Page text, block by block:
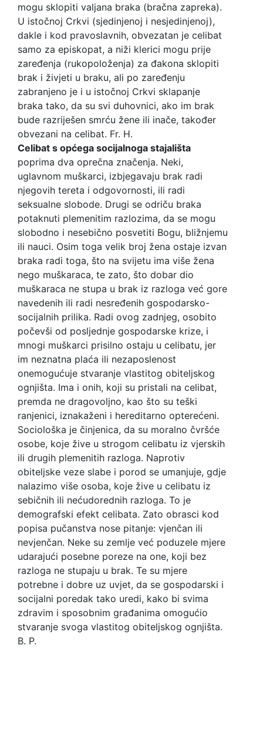
mogu sklopiti valjana braka (bračna zapreka).
U istočnoj Crkvi (sjedinjenoj i nesjedinjenoj),
dakle i kod pravoslavnih, obvezatan je celibat
samo za episkopat, a niži klerici mogu prije
zaređenja (rukopoloženja) za đakona sklopiti
brak i živjeti u braku, ali po zaređenju
zabranjeno je i u istočnoj Crkvi sklapanje
braka tako, da su svi duhovnici, ako im brak
bude razriješen smrću žene ili inače, također
obvezani na celibat. Fr. H.
Celibat s općega socijalnoga stajališta
poprima dva oprečna značenja. Neki,
uglavnom muškarci, izbjegavaju brak radi
njegovih tereta i odgovornosti, ili radi
seksualne slobode. Drugi se odriču braka
potaknuti plemenitim razlozima, da se mogu
slobodno i nesebično posvetiti Bogu, bližnjemu
ili nauci. Osim toga velik broj žena ostaje izvan
braka radi toga, što na svijetu ima više žena
nego muškaraca, te zato, što dobar dio
muškaraca ne stupa u brak iz razloga već gore
navedenih ili radi nesređenih gospodarsko-
socijalnih prilika. Radi ovog zadnjeg, osobito
počevši od posljednje gospodarske krize, i
mnogi muškarci prisilno ostaju u celibatu, jer
im neznatna plaća ili nezaposlenost
onemogućuje stvaranje vlastitog obiteljskog
ognjišta. Ima i onih, koji su pristali na celibat,
premda ne dragovoljno, kao što su teški
ranjenici, iznakaženi i hereditarno opterećeni.
Sociološka je činjenica, da su moralno čvršće
osobe, koje žive u strogom celibatu iz vjerskih
ili drugih plemenitih razloga. Naprotiv
obiteljske veze slabe i porod se umanjuje, gdje
nalazimo više osoba, koje žive u celibatu iz
sebičnih ili nećudorednih razloga. To je
demografski efekt celibata. Zato obrasci kod
popisa pučanstva nose pitanje: vjenčan ili
nevjenčan. Neke su zemlje već poduzele mjere
udarajući posebne poreze na one, koji bez
razloga ne stupaju u brak. Te su mjere
potrebne i dobre uz uvjet, da se gospodarski i
socijalni poredak tako uredi, kako bi svima
zdravim i sposobnim građanima omogućio
stvaranje svoga vlastitog obiteljskog ognjišta.
B. P.